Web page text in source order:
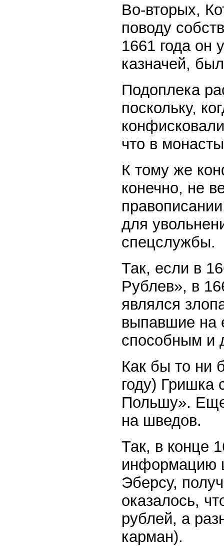
Во-вторых,
поводу
1661 года он
казначей,
Подоплека
поскольку,
что в
К тому же
конечно, не
для
спецслужбы.
Так, если в
Рублев», в
являлся
выпавшие на
способным и
Как бы то ни
году) Гришка
Польшу».
на шведов.
Так, в конце
информацию
Эберсу,
оказалось,
рублей, а
карман).